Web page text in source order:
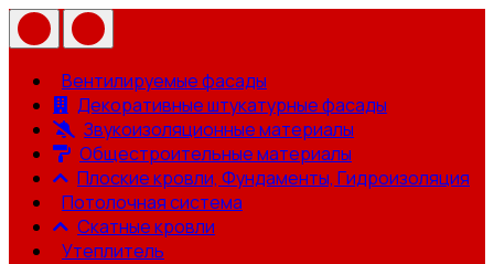
Вентилируемые фасады
Декоративные штукатурные фасады
Звукоизоляционные материалы
Общестроительные материалы
Плоские кровли, Фундаменты, Гидроизоляция
Потолочная система
Скатные кровли
Утеплитель